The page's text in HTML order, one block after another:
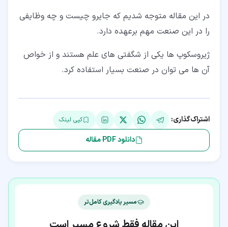
در این مقاله متوجه شدیم که جایرو چیست و چه وظایفی
را در این صنعت مهم برعهده دارد.
ژیروسکوپ ها یکی از شگفتی های علم هستند و از خواص
آن ها می توان در صنعت بسیار استفاده کرد.
اشتراک‌گذاری: کپی لینک
دانلود PDF مقاله
مسیر یادگیری کامل‌تر